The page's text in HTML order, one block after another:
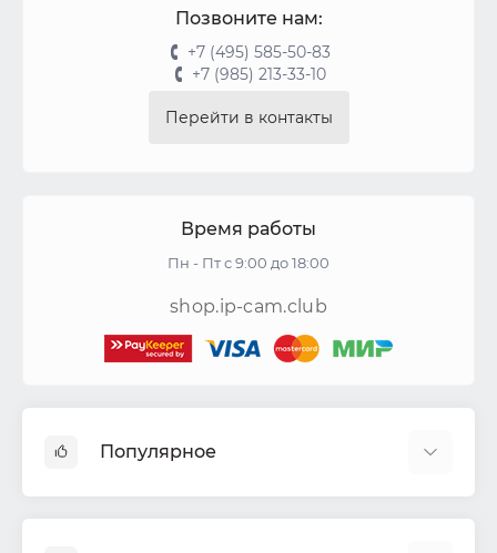
Позвоните нам:
+7 (495) 585-50-83
+7 (985) 213-33-10
Перейти в контакты
Время работы
Пн - Пт с 9:00 до 18:00
shop.ip-cam.club
Популярное